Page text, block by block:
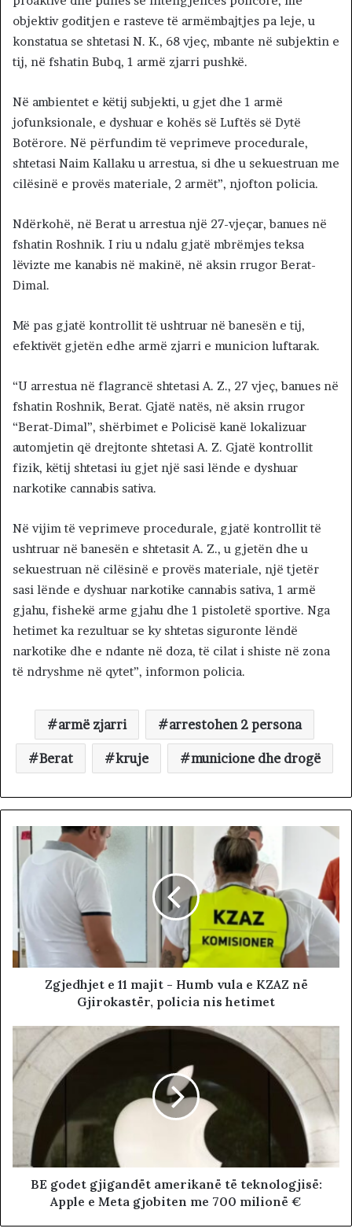
objektiv goditjen e rasteve të armëmbajtjes pa leje, u
konstatua se shtetasi N. K., 68 vjeç, mbante në subjektin e
tij, në fshatin Bubq, 1 armë zjarri pushkë.
Në ambientet e këtij subjekti, u gjet dhe 1 armë
jofunksionale, e dyshuar e kohës së Luftës së Dytë
Botërore. Në përfundim të veprimeve procedurale,
shtetasi Naim Kallaku u arrestua, si dhe u sekuestruan me
cilësinë e provës materiale, 2 armët”, njofton policia.
Ndërkohë, në Berat u arrestua një 27-vjeçar, banues në
fshatin Roshnik. I riu u ndalu gjatë mbrëmjes teksa
lëvizte me kanabis në makinë, në aksin rrugor Berat-
Dimal.
Më pas gjatë kontrollit të ushtruar në banesën e tij,
efektivët gjetën edhe armë zjarri e municion luftarak.
“U arrestua në flagrancë shtetasi A. Z., 27 vjeç, banues në
fshatin Roshnik, Berat. Gjatë natës, në aksin rrugor
“Berat-Dimal”, shërbimet e Policisë kanë lokalizuar
automjetin që drejtonte shtetasi A. Z. Gjatë kontrollit
fizik, këtij shtetasi iu gjet një sasi lënde e dyshuar
narkotike cannabis sativa.
Në vijim të veprimeve procedurale, gjatë kontrollit të
ushtruar në banesën e shtetasit A. Z., u gjetën dhe u
sekuestruan në cilësinë e provës materiale, një tjetër
sasi lënde e dyshuar narkotike cannabis sativa, 1 armë
gjahu, fishekë arme gjahu dhe 1 pistoletë sportive. Nga
hetimet ka rezultuar se ky shtetas siguronte lëndë
narkotike dhe e ndante në doza, të cilat i shiste në zona
të ndryshme në qytet”, informon policia.
armë zjarri arrestohen 2 persona
Berat kruje municione dhe drogë
Zgjedhjet e 11 majit - Humb vula e KZAZ në
Gjirokastër, policia nis hetimet
BE godet gjigandët amerikanë të teknologjisë:
Apple e Meta gjobiten me 700 milionë €